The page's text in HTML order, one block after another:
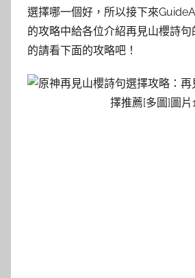
選擇哪一個好，所以接下來
的攻略中給各位介紹再見山櫻詩
的請看下面的攻略吧！